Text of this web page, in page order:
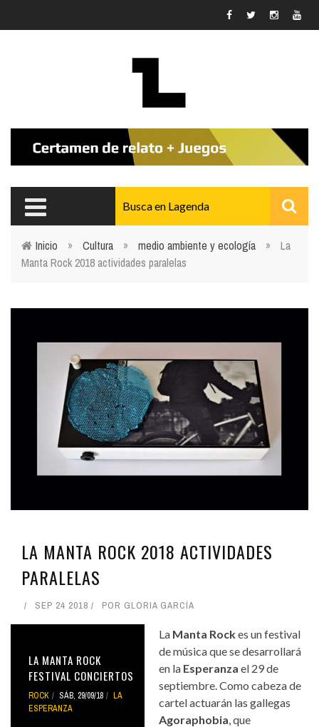
Usted está aquí
Inicio » Cultura » medio ambiente y ecología »
La
Manta Rock 2018 actividades paralelas
LA MANTA ROCK 2018 ACTIVIDADES
PARALELAS
SEP 24 2018 POR GLORIA GARCÍA
LA MANTA ROCK
FESTIVAL CONCIERTOS
ROCK SÁB, 29/09/18
LA
ESPERANZA
La Manta Rockes un festival
de música que se desarrollará
en la Esperanzael 29 de
septiembre. Como cabeza de
cartel actuarán las gallegas
Agoraphobia, que